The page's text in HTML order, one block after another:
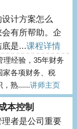
计方案怎么
有所帮助。企
底是...课程详情
理经验，35年财务
家各项财务、税
，熟......讲师主页
本控制
者是公司重要